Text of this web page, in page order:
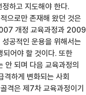
하고 지도해야 한다.
으로만 존재해 왔던 것은
개정 교육과정과 2009
공적인 운용을 위해서는
되어야 할 것이다. 또한
안 되며 다음 교육과정의
하게 변화되는 사회
격은 제7차 교육과정이기